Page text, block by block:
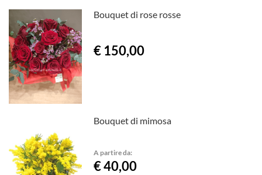
Bouquet di rose rosse
€ 150,00
Bouquet di mimosa
A partire da:
€ 40,00